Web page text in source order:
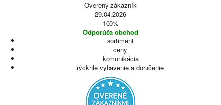
Overený zákazník
29.04.2026
100%
Odporúča obchod
sortiment
ceny
komunikácia
rýckhle vybavenie a doručenie